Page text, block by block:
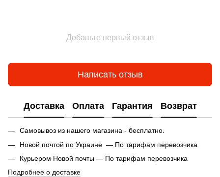
Добавьте первый отзыв
Написать отзыв
Доставка Оплата Гарантия Возврат
Самовывоз из нашего магазина - бесплатно.
Новой почтой по Украине — По тарифам перевозчика
Курьером Новой почты — По тарифам перевозчика
Подробнее о доставке